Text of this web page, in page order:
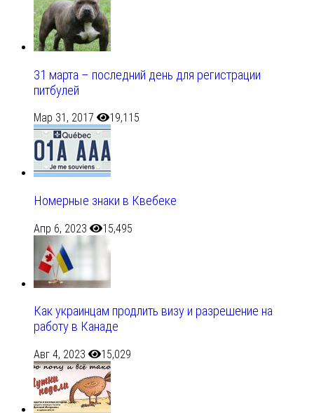
31 марта – последний день для регистрации
питбулей
Мар 31, 2017 19,115
Номерные знаки в Квебеке
Апр 6, 2023 15,495
Как украинцам продлить визу и разрешение на
работу в Канаде
Авг 4, 2023 15,029